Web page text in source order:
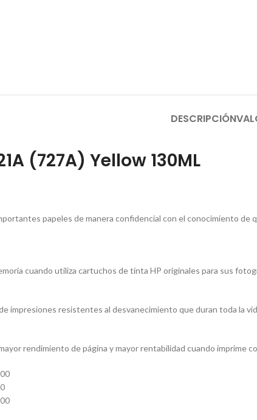
DESCRIPCIÓN
(727A) Yellow 130ML
papeles de manera confidencial con el conocimiento
cuando utiliza cartuchos de tinta HP originales para sus
impresiones resistentes al desvanecimiento que duran toda la
rendimiento de página y mayor rentabilidad cuando imprime